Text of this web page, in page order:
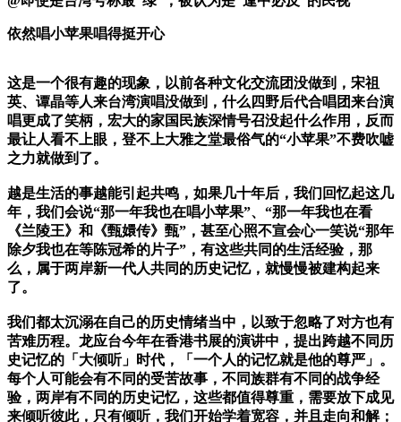
依然唱小苹果唱得挺开心
这是一个很有趣的现象，以前各种文化交流团没做到，宋祖
英、谭晶等人来台湾演唱没做到，什么四野后代合唱团来台演
唱更成了笑柄，宏大的家国民族深情号召没起什么作用，反而
最让人看不上眼，登不上大雅之堂最俗气的“小苹果”不费吹嘘
之力就做到了。
越是生活的事越能引起共鸣，如果几十年后，我们回忆起这几
年，我们会说“那一年我也在唱小苹果”、“那一年我也在看
《兰陵王》和《甄嬛传》甄”，甚至心照不宣会心一笑说“那年
除夕我也在等陈冠希的片子”，有这些共同的生活经验，那
么，属于两岸新一代人共同的历史记忆，就慢慢被建构起来
了。
我们都太沉溺在自己的历史情绪当中，以致于忽略了对方也有
苦难历程。龙应台今年在香港书展的演讲中，提出跨越不同历
史记忆的「大倾听」时代，「一个人的记忆就是他的尊严」。
每个人可能会有不同的受苦故事，不同族群有不同的战争经
验，两岸有不同的历史记忆，这些都值得尊重，需要放下成见
来倾听彼此，只有倾听，我们开始学着宽容，并且走向和解；